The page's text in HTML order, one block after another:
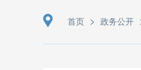
首页 > 政务公开